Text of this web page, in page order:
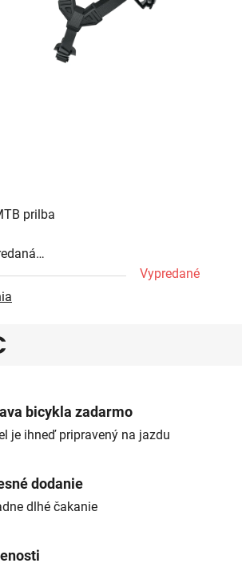
prilba
Vypredané
bicykla zadarmo
je ihneď pripravený na jazdu
dodanie
dlhé čakanie